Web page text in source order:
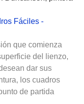
Fáciles -
que comienza
del lienzo,
dar sus
los cuadros
de partida